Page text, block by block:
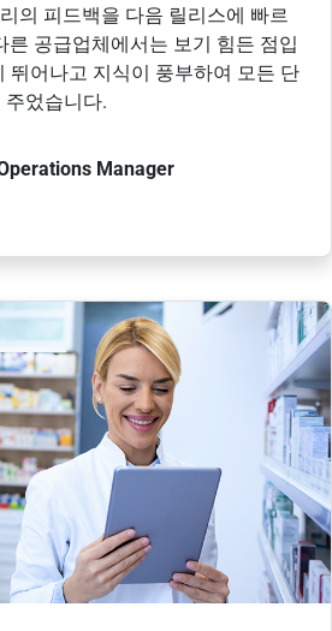
의 피드백을 다음 릴리스에 빠르
른 공급업체에서는 보기 힘든 점입
뛰어나고 지식이 풍부하여 모든 단
었습니다.
Manager